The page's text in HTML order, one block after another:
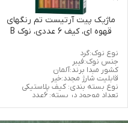
ماژیک پیت آرتیست تم رنگهای
قهوه ای، کیف 6 عددی، نوک B
نوع نوک:گرد
جنس نوک:فیبر
کشور مبدا برند:آلمان
قابلیت شارژ مجدد:خیر
نوع بسته بندی: کیف پلاستیکی
تعداد موجود در بسته: 6عدد